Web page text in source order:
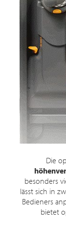
Die
besonders
lässt sich in
Bedieners
bietet